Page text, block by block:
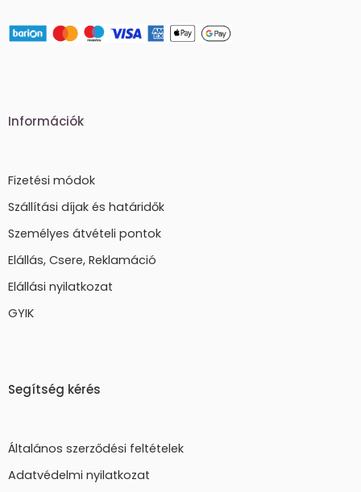
Információk
Fizetési módok
Szállítási díjak és határidők
Személyes átvételi pontok
Elállás, Csere, Reklamáció
Elállási nyilatkozat
GYIK
Segítség kérés
Általános szerződési feltételek
Adatvédelmi nyilatkozat